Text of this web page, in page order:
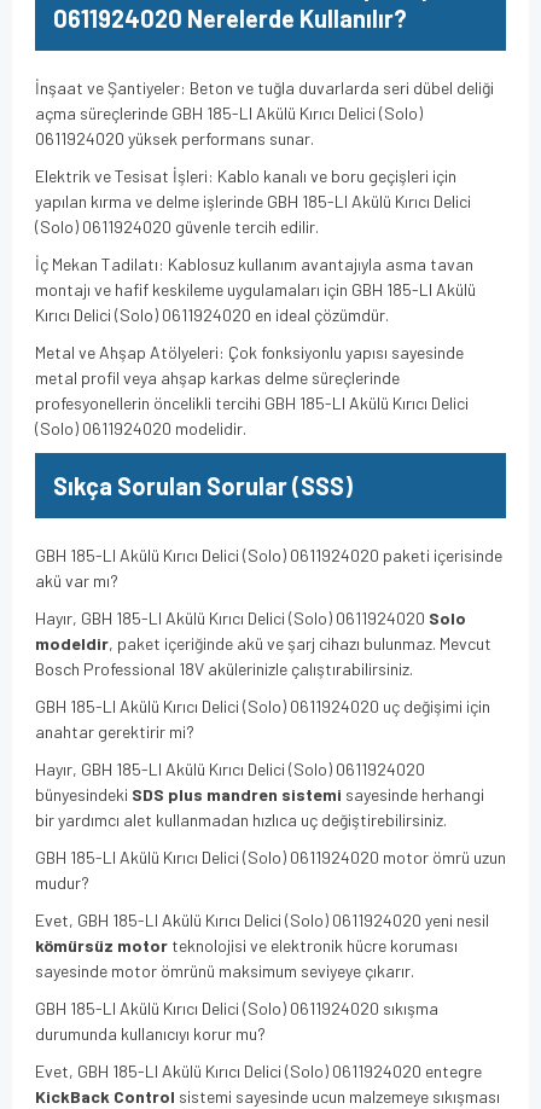
0611924020 Nerelerde Kullanılır?
İnşaat ve Şantiyeler: Beton ve tuğla duvarlarda seri dübel deliği
açma süreçlerinde GBH 185-LI Akülü Kırıcı Delici (Solo)
0611924020 yüksek performans sunar.
Elektrik ve Tesisat İşleri: Kablo kanalı ve boru geçişleri için
yapılan kırma ve delme işlerinde GBH 185-LI Akülü Kırıcı Delici
(Solo) 0611924020 güvenle tercih edilir.
İç Mekan Tadilatı: Kablosuz kullanım avantajıyla asma tavan
montajı ve hafif keskileme uygulamaları için GBH 185-LI Akülü
Kırıcı Delici (Solo) 0611924020 en ideal çözümdür.
Metal ve Ahşap Atölyeleri: Çok fonksiyonlu yapısı sayesinde
metal profil veya ahşap karkas delme süreçlerinde
profesyonellerin öncelikli tercihi GBH 185-LI Akülü Kırıcı Delici
(Solo) 0611924020 modelidir.
Sıkça Sorulan Sorular (SSS)
GBH 185-LI Akülü Kırıcı Delici (Solo) 0611924020 paketi içerisinde
akü var mı?
Hayır, GBH 185-LI Akülü Kırıcı Delici (Solo) 0611924020 Solo
modeldir, paket içeriğinde akü ve şarj cihazı bulunmaz. Mevcut
Bosch Professional 18V akülerinizle çalıştırabilirsiniz.
GBH 185-LI Akülü Kırıcı Delici (Solo) 0611924020 uç değişimi için
anahtar gerektirir mi?
Hayır, GBH 185-LI Akülü Kırıcı Delici (Solo) 0611924020
bünyesindeki SDS plus mandren sistemi sayesinde herhangi
bir yardımcı alet kullanmadan hızlıca uç değiştirebilirsiniz.
GBH 185-LI Akülü Kırıcı Delici (Solo) 0611924020 motor ömrü uzun
mudur?
Evet, GBH 185-LI Akülü Kırıcı Delici (Solo) 0611924020 yeni nesil
kömürsüz motor teknolojisi ve elektronik hücre koruması
sayesinde motor ömrünü maksimum seviyeye çıkarır.
GBH 185-LI Akülü Kırıcı Delici (Solo) 0611924020 sıkışma
durumunda kullanıcıyı korur mu?
Evet, GBH 185-LI Akülü Kırıcı Delici (Solo) 0611924020 entegre
KickBack Control sistemi sayesinde ucun malzemeye sıkışması